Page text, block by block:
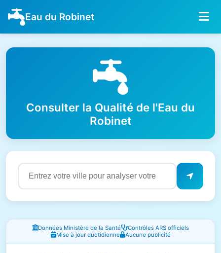
Eau du Robinet
Consulter la Qualité de l'Eau du
Robinet
Résultats de qualité de l'eau
Fenêtres d'information
Données Ministère de la Santé
Contrôles ARS officiels
Mise à jour quotidienne
Aucune publicité